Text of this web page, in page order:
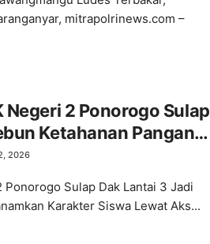
mitrapolrinews.com –
2 Ponorogo Sulap
Ketahanan Pangan,
Lewat Aksi Nyata
2026
Sulap Dak Lantai 3 Jadi
Karakter Siswa Lewat Aks...